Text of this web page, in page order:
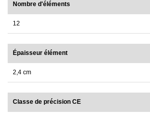
Nombre d'éléments
12
Épaisseur élément
2,4 cm
Classe de précision CE